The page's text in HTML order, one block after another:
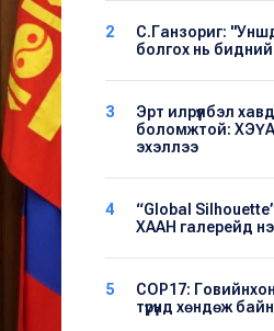
2
С.Ганзориг:
болгох нь
3
Эрт илрүүлбэл
боломжтой:
эхэллээ
4
“Global
ХААН галерейд
5
COP17:
түрүүнд хөндөж